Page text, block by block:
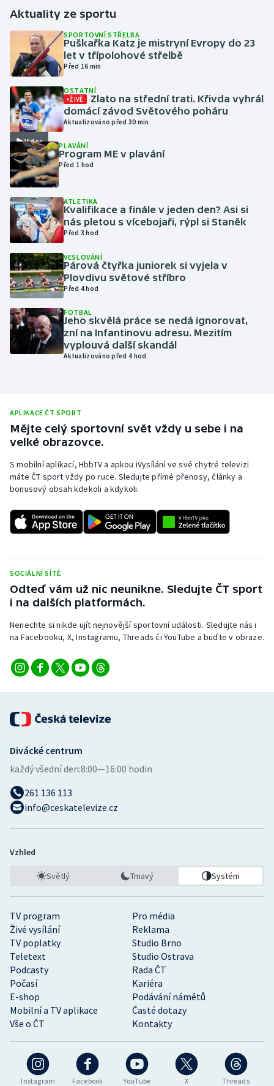
Gymnastika
Házená
Jezdectví
Judo
Krasobruslení
Lezení
Moderní pětiboj
Motorsport
Olympijské hry
Parasport
Plavání
Rychlobruslení
Rychlostní kanoistika
Short track
Sportovní střelba
Triatlon
Veslování
Vodní slalom
Volejbal
Ostatní
Aktuality ze sportu
SPORTOVNÍ STŘELBA
Puškařka Katz je mistryní Evropy do 23
let v třípolohové střelbě
Před 16 min
Video
OSTATNÍ
ŽIVĚ
Zlato na střední trati. Křivda vyhrál
domácí závod Světového poháru
Aktualizováno před 30 min
PLAVÁNÍ
Program ME v plavání
Před 1 hod
ATLETIKA
Kvalifikace a finále v jeden den? Asi si
nás pletou s vícebojaři, rýpl si Staněk
Před 3 hod
VESLOVÁNÍ
Párová čtyřka juniorek si vyjela v
Plovdivu světové stříbro
Před 4 hod
FOTBAL
Jeho skvělá práce se nedá ignorovat,
zní na Infantinovu adresu. Mezitím
vyplouvá další skandál
Aktualizováno před 4 hod
APLIKACE ČT SPORT
Mějte celý sportovní svět vždy u sebe i na
velké obrazovce.
S mobilní aplikací, HbbTV a apkou iVysílání ve své chytré televizi
máte ČT sport vždy po ruce. Sledujte přímé přenosy, články a
bonusový obsah kdekoli a kdykoli.
SOCIÁLNÍ SÍTĚ
Odteď vám už nic neunikne. Sledujte ČT sport
i na dalších platformách.
Nenechte si nikde ujít nejnovější sportovní události. Sledujte nás i
na Facebooku, X, Instagramu, Threads či YouTube a buďte v obraze.
Instagram Facebook YouTube X Threads
TV program
Pro média
Živé vysílání
Reklama
TV poplatky
Studio Brno
Teletext
Studio Ostrava
Podcasty
Rada ČT
Počasí
Kariéra
E-shop
Podávání námětů
Mobilní a TV aplikace
Časté dotazy
Vše o ČT
Kontakty
Divácké centrum
každý všední den:8:00—16:00 hodin
261 136 113
info@ceskatelevize.cz
Vzhled
Světlý Tmavý Systém